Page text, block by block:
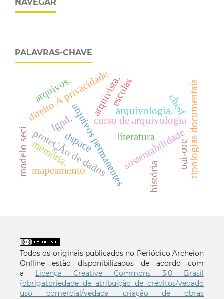
NAVEGAR
PALAVRAS-CHAVE
curso de arquivologia
arquivos permanentes
proteÇÃo de dados
direito À privacidade
lgpd.
mapeamento
literatura
arquivista.arquivologia.
memória.
escolas
sustentabilidade
modelo seci tipologias documentais
arquivos.
chesf
história
dspace oai-ore
Todos os originais publicados no Periódico Archeion
Onlline estão disponibilizados de acordo com
a Licença Creative Commons 3.0 Brasil
(obrigatoriedade de atribuição de créditos/vedado
uso comercial/vedada criação de obras